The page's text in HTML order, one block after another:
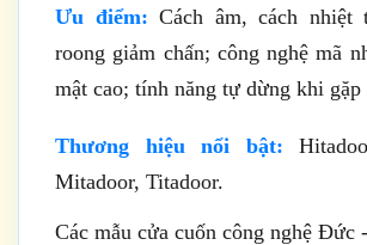
Ưu điểm: Cách âm, cách nhiệt
roong giảm chấn; công nghệ mã
mật cao; tính năng tự dừng khi gặp
Thương hiệu nổi bật:
Mitadoor, Titadoor.
Các mẫu cửa cuốn công nghệ Đức